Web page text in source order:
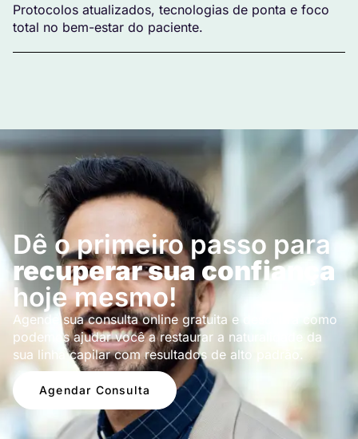
Protocolos atualizados, tecnologias de ponta e foco
total no bem-estar do paciente.
Dê o primeiro passo para
recuperar sua confiança
hoje mesmo!
Agende sua consulta online gratuita e descubra como
podemos ajudar você a restaurar a naturalidade da
sua linha capilar com resultados de alto padrão.
Agendar Consulta